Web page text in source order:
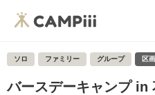
ソロ ファミリー グループ 区
バースデーキャンプ in